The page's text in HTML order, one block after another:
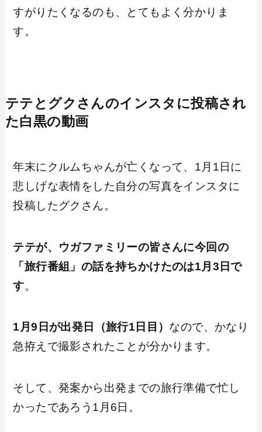
すがりたくなるのも、とてもよく分かりま
す。
テテとグクさんのインスタに投稿され
た白黒の動画
年末にクルムちゃんが亡くなって、1月1日に
悲しげな表情をした自分の写真をインスタに
投稿したグクさん。
テテが、ウガファミリーの皆さんに今回の
「旅行番組」の話を持ちかけたのは1月3日で
す。
1月9日が出発日（旅行1日目） なので、かなり
急拵えで撮影されたことが分かります。
そして、発案から出発までの旅行準備で忙し
かったであろう1月6日。